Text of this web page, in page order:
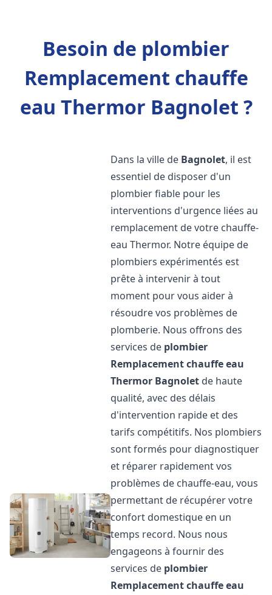
Besoin de plombier
Remplacement chauffe
eau Thermor Bagnolet ?
Dans la ville de Bagnolet, il est
essentiel de disposer d'un
plombier fiable pour les
interventions d'urgence liées au
remplacement de votre chauffe-
eau Thermor. Notre équipe de
plombiers expérimentés est
prête à intervenir à tout
moment pour vous aider à
résoudre vos problèmes de
plomberie. Nous offrons des
services de plombier
Remplacement chauffe eau
Thermor Bagnolet de haute
qualité, avec des délais
d'intervention rapide et des
tarifs compétitifs. Nos plombiers
sont formés pour diagnostiquer
et réparer rapidement vos
problèmes de chauffe-eau, vous
permettant de récupérer votre
confort domestique en un
temps record. Nous nous
engageons à fournir des
services de plombier
Remplacement chauffe eau